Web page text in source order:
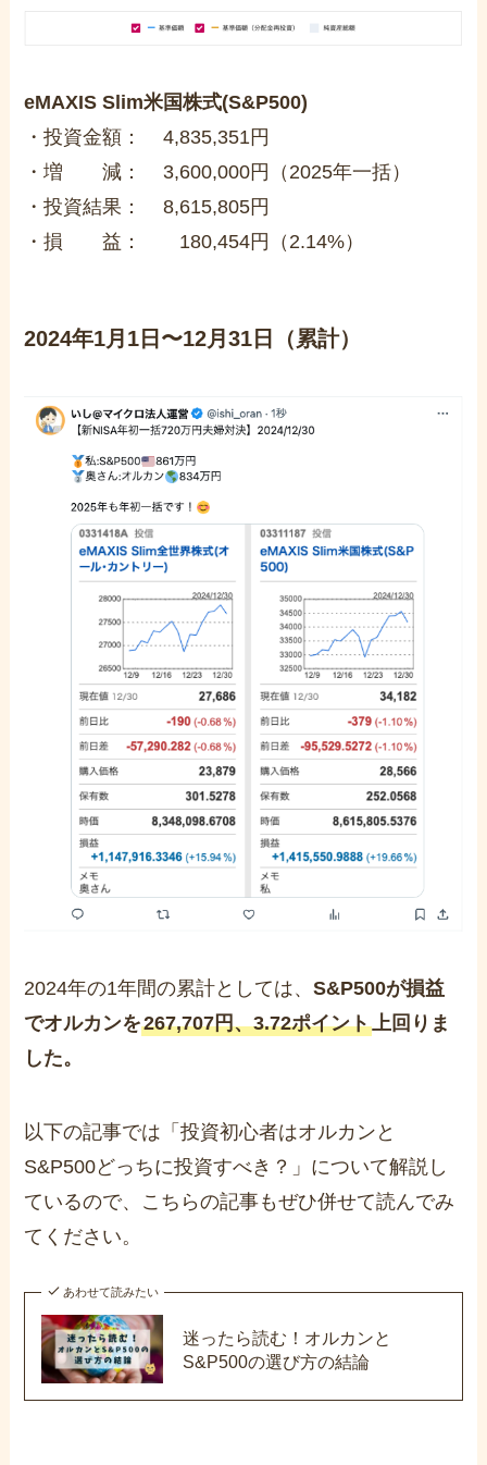
eMAXIS Slim米国株式(S&P500)
・投資金額： 4,835,351円
・増 減： 3,600,000円（2025年一括）
・投資結果： 8,615,805円
・損 益： 180,454円（2.14%）
2024年1月1日〜12月31日（累計）
2024年の1年間の累計としては、S&P500が損益
でオルカンを267,707円、3.72ポイント 上回りま
した。
以下の記事では「投資初心者はオルカンと
S&P500どっちに投資すべき？」について解説し
ているので、こちらの記事もぜひ併せて読んでみ
てください。
あわせて読みたい
迷ったら読む！オルカンと
S&P500の選び方の結論